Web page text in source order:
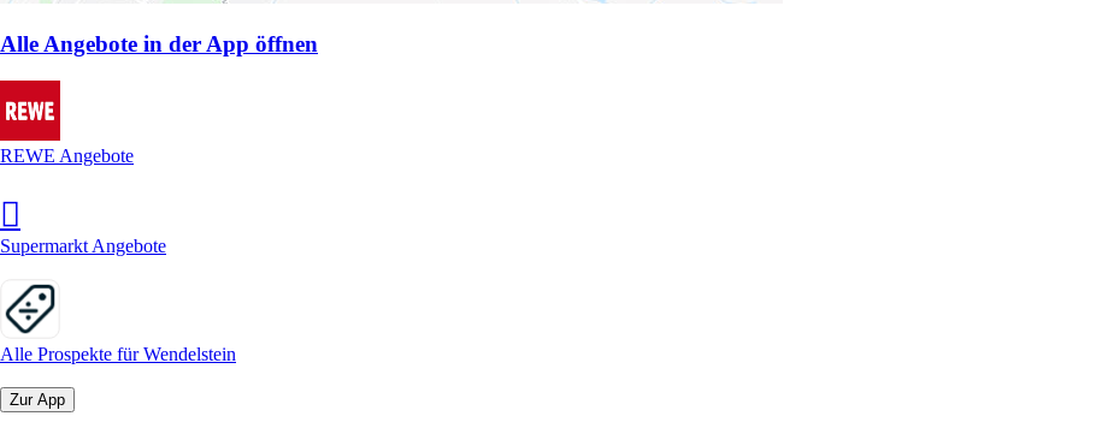
Alle Angebote in der App öffnen
REWE Angebote
Supermarkt Angebote
Alle Prospekte für Wendelstein
Zur App